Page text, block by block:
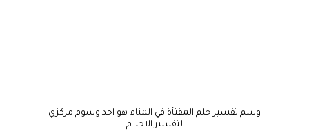
وسم تفسير حلم المقثأة في المنام هو احد وسوم مركزي
لتفسير الاحلام